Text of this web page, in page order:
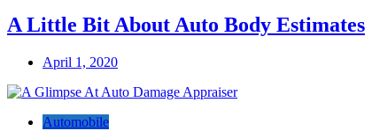
A Little Bit About Auto Body Estimates
April 1, 2020
Automobile